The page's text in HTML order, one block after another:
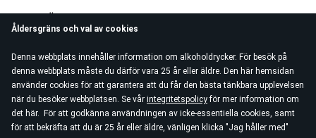
Åldersgräns och val av cookies
Denna webbplats innehåller information om alkoholdrycker. För besök på
denna webbplats måste du därför vara 25 år eller äldre. Den här hemsidan
använder cookies för att garantera att du får den bästa tänkbara upplevelsen
när du besöker webbplatsen. Se vår integritetspolicyför mer information om
det här. För att godkänna användningen av icke-essentiella cookies, samt
för att bekräfta att du är 25 år eller äldre, vänligen klicka "Jag håller med"
VIN FÖR KONSUMENT
VILLA NERA WINE CLUB